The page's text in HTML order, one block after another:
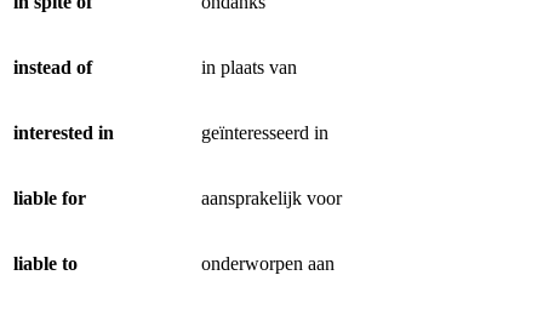
instead of in plaats van
interested in geïnteresseerd in
liable for aansprakelijk voor
liable to onderworpen aan